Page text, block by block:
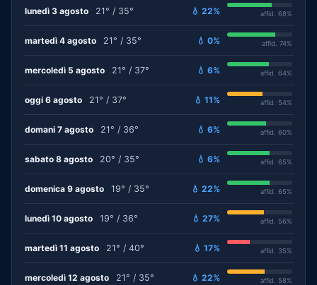
lunedì 3 agosto 21° / 35° 💧 22% affid. 68%
martedì 4 agosto 21° / 35° 💧 0% affid. 74%
mercoledì 5 agosto 21° / 37° 💧 6% affid. 64%
oggi 6 agosto 21° / 37° 💧 11% affid. 54%
domani 7 agosto 21° / 36° 💧 6% affid. 60%
sabato 8 agosto 20° / 35° 💧 6% affid. 65%
domenica 9 agosto 19° / 35° 💧 22% affid. 65%
lunedì 10 agosto 19° / 36° 💧 27% affid. 56%
martedì 11 agosto 21° / 40° 💧 17% affid. 35%
mercoledì 12 agosto 21° / 35° 💧 22% affid. 58%